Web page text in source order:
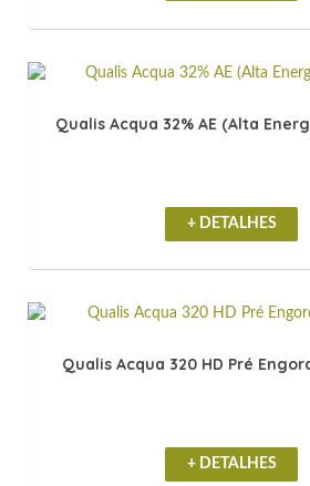
Qualis Acqua 32% AE (Alta
+ DETALHES
Qualis Acqua 320 HD Pré
+ DETALHES